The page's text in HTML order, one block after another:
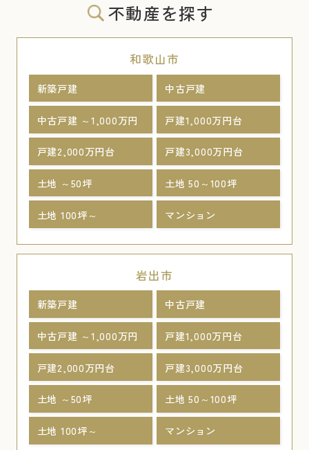
不動産を探す
和歌山市
新築戸建 中古戸建
中古戸建 ～1,000万円 戸建1,000万円台
戸建2,000万円台 戸建3,000万円台
土地 ～50坪 土地 50～100坪
土地 100坪～ マンション
岩出市
新築戸建 中古戸建
中古戸建 ～1,000万円 戸建1,000万円台
戸建2,000万円台 戸建3,000万円台
土地 ～50坪 土地 50～100坪
土地 100坪～ マンション